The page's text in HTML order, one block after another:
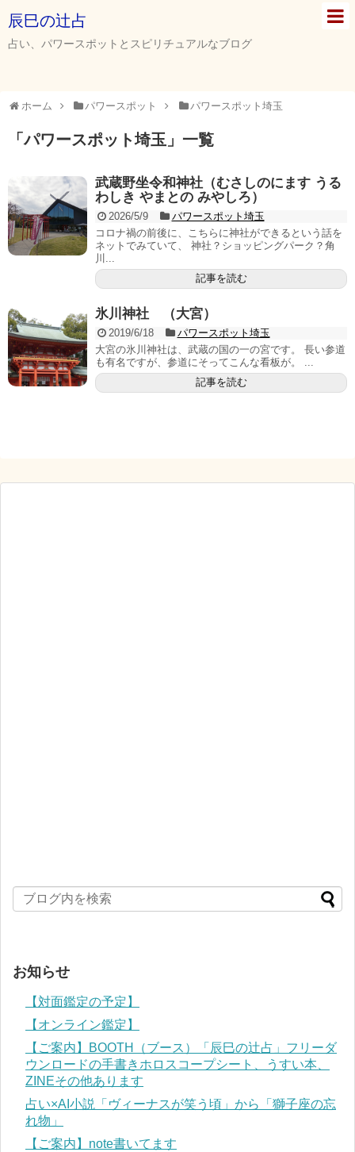
辰巳の辻占
占い、パワースポットとスピリチュアルなブログ
ホーム パワースポット パワースポット埼玉
「パワースポット埼玉 」 一覧
武蔵野坐令和神社（むさしのにます うる
わしき やまとの みやしろ）
2026/5/9
パワースポット埼玉
コロナ禍の前後に、こちらに神社ができるという話を
ネットでみていて、 神社？ショッピングパーク？角
川...
記事を読む
氷川神社 （大宮）
2019/6/18
パワースポット埼玉
大宮の氷川神社は、武蔵の国の一の宮です。 長い参道
も有名ですが、参道にそってこんな看板が。 ...
記事を読む
お知らせ
【対面鑑定の予定】
【オンライン鑑定】
【ご案内】BOOTH（ブース）「辰巳の辻占」フリーダ
ウンロードの手書きホロスコープシート、うすい本、
ZINEその他あります
占い×AI小説「ヴィーナスが笑う頃」から「獅子座の忘
れ物」
【ご案内】note書いてます